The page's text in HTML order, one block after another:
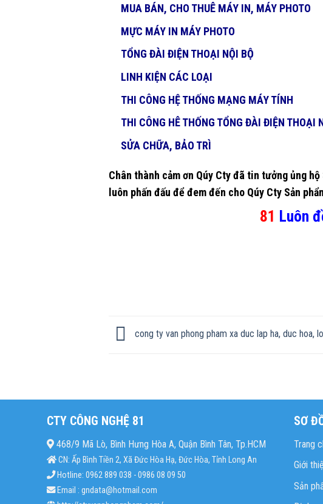
MUA BÁN, CHO THUÊ MÁY IN, MÁY PHOTO
MỰC MÁY IN MÁY PHOTO
TỔNG ĐÀI ĐIỆN THOẠI NỘI BỘ
LINH KIỆN CÁC LOẠI
THI CÔNG HỆ THỐNG MẠNG MÁY TÍNH
THI CÔNG HÊ THỐNG TỔNG ĐÀI ĐIỆN THOẠI
SỬA CHỮA, BẢO TRÌ
Chân thành cảm ơn Qúy Cty đã tin tưởng ủng
luôn phấn đấu để đem đến cho Qúy Cty Sản
81 Luôn
cong ty van phong pham xa duc lap ha, duc hoa,
CTY CÔNG NGHỆ 81
468/9 Mã Lò, Bình Hưng Hòa A, Quận Bình Tân, Tp.HCM
CN: Ấp Bình Tiền 2, Xã Đức Hòa Hạ, Đức Hòa, Tỉnh Long An
Hotline: 0962 889 038 - 0986 08 09 50
Email : gndata@hotmail.com
SƠ
Trang
Giới
Sản